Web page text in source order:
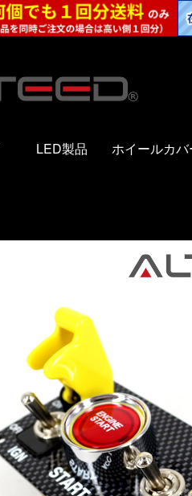
LED製品 ホイールカバ